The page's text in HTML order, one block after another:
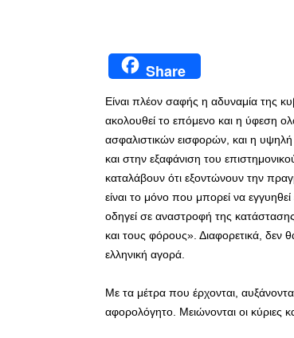
Share
Είναι πλέον σαφής η αδυναμία της
ακολουθεί το επόμενο και η ύφεση
ασφαλιστικών εισφορών, και η
και στην εξαφάνιση του
καταλάβουν ότι εξοντώνουν την
είναι το μόνο που μπορεί να
οδηγεί σε αναστροφή της
και τους φόρους». Διαφορετικά, δεν
ελληνική αγορά.
Με τα μέτρα που έρχονται,
αφορολόγητο. Μειώνονται οι κύριες